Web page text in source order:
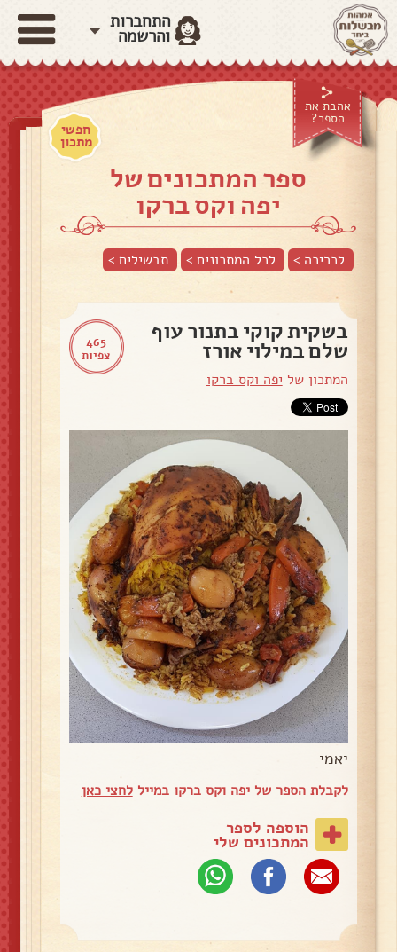
התחברות
והרשמה
אהבת את
הספר?
חפשי
מתכון
ספר המתכונים של
יפה וקס ברקו
לכריכה > לכל המתכונים > תבשילים>
465
צפיות
בשקית קוקי בתנור עוף
שלם במילוי אורז
המתכון של יפה וקס ברקו
יאמי
לקבלת הספר של יפה וקס ברקו במייללחצי כאן
הוספה לספר
המתכונים שלי